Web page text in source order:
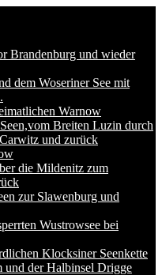
Brandenburg und wieder
dem Woseriner See mit
Warnow
Breiten Luzin durch
und zurück
die Mildenitz zum
zur Slawenburg und
Wustrowsee bei
Klocksiner Seenkette
und der Halbinsel Drigge